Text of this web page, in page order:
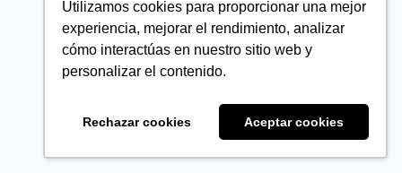
Utilizamos cookies para proporcionar una mejor
experiencia, mejorar el rendimiento, analizar
cómo interactúas en nuestro sitio web y
personalizar el contenido.
Rechazar cookies Aceptar cookies